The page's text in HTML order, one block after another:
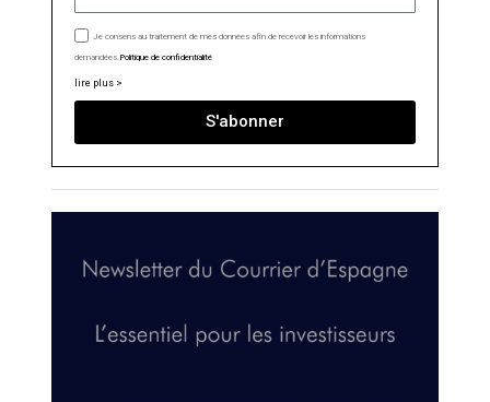
Je consens au traitement de mes données afin de recevoir les informations
demandées. Politique de confidentialité
lire plus >
S'abonner